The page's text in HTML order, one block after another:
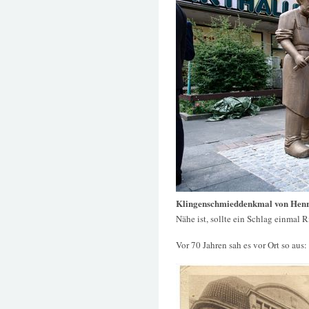
Klingenschmieddenkmal von
Nähe ist, sollte ein Schlag einmal
Vor 70 Jahren sah es vor Ort so aus: